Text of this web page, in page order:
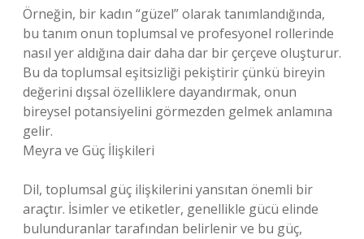
Örneğin, bir kadın “güzel” olarak tanımlandığında,
bu tanım onun toplumsal ve profesyonel rollerinde
nasıl yer aldığına dair daha dar bir çerçeve oluşturur.
Bu da toplumsal eşitsizliği pekiştirir çünkü bireyin
değerini dışsal özelliklere dayandırmak, onun
bireysel potansiyelini görmezden gelmek anlamına
gelir.
Meyra ve Güç İlişkileri
Dil, toplumsal güç ilişkilerini yansıtan önemli bir
araçtır. İsimler ve etiketler, genellikle gücü elinde
bulunduranlar tarafından belirlenir ve bu güç,